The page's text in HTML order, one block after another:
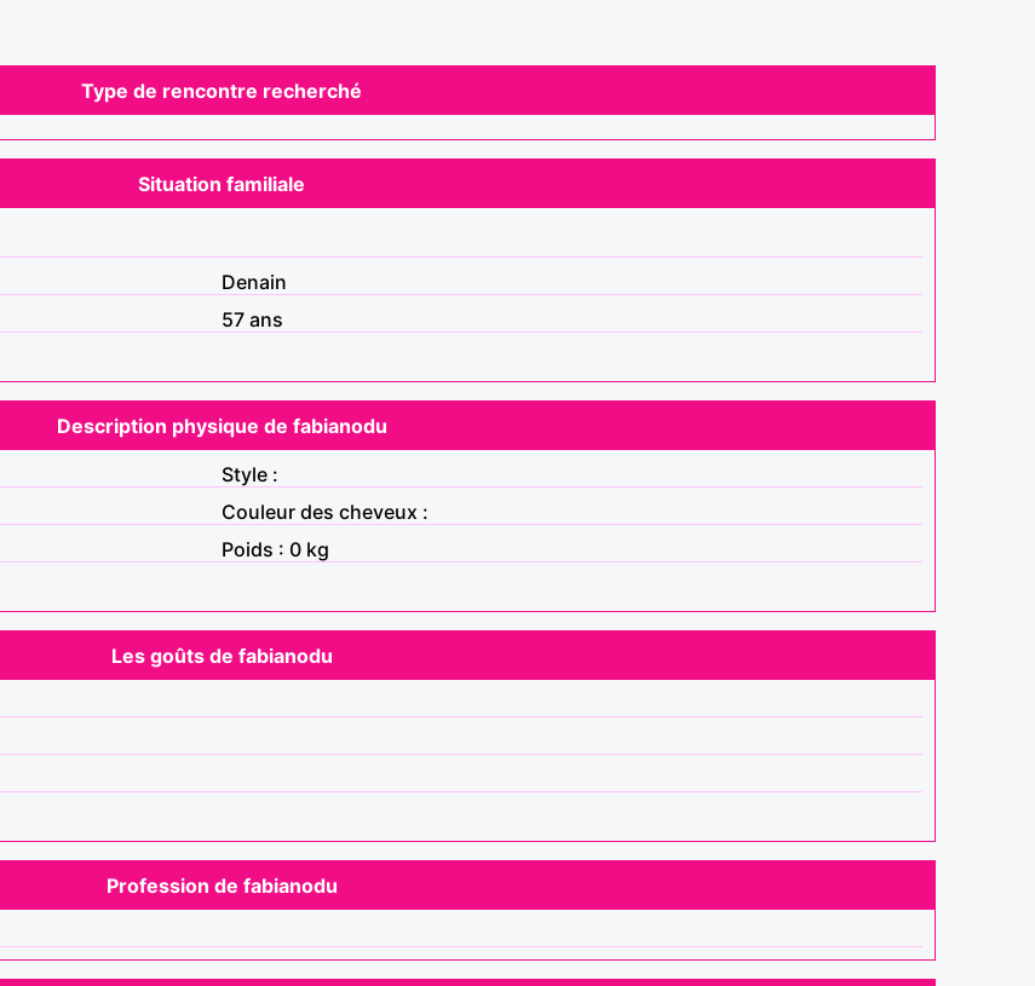
Type de rencontre recherché
Situation familiale
Denain
57 ans
Description physique de fabianodu
Style :
Couleur des cheveux :
Poids : 0 kg
Les goûts de fabianodu
Profession de fabianodu